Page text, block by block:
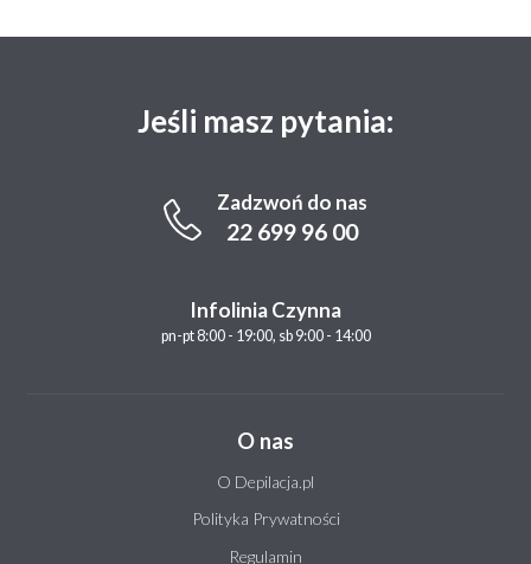
Jeśli masz pytania:
Zadzwoń do nas
22 699 96 00
Infolinia Czynna
pn-pt 8:00 - 19:00, sb 9:00 - 14:00
O nas
O Depilacja.pl
Polityka Prywatności
Regulamin